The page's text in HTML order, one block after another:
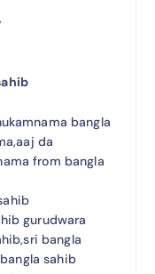
bangla
da
from bangla
gurudwara
bangla
sahib